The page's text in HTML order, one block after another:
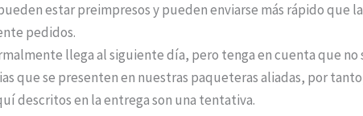
estar preimpresos y pueden enviarse más rápido que
pedidos.
llega al siguiente día, pero tenga en cuenta que no
que se presenten en nuestras paqueteras aliadas, por
descritos en la entrega son una tentativa.